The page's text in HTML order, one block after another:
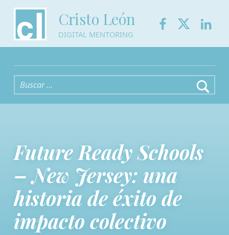
Cristo León
DIGITAL MENTORING
Buscar:
Future Ready Schools
– New Jersey: una
historia de éxito de
impacto colectivo